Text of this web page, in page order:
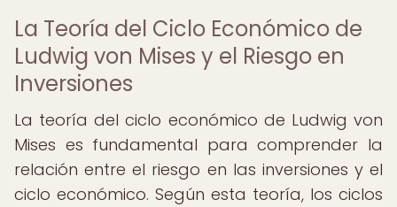
La Teoría del Ciclo Económico de
Ludwig von Mises y el Riesgo en
Inversiones
La teoría del ciclo económico de Ludwig von
Mises es fundamental para comprender la
relación entre el riesgo en las inversiones y el
ciclo económico. Según esta teoría, los ciclos